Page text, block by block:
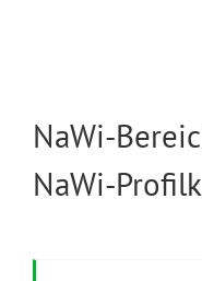
NaWi-
NaWi-